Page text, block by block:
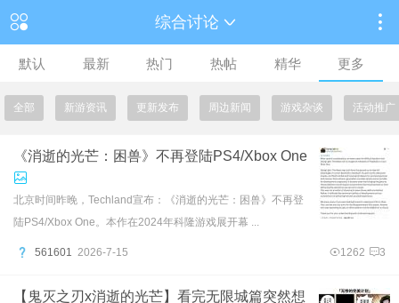
综合讨论
默认 最新 热门 热帖 精华 更多
全部 新游资讯 更新发布 周边新闻 游戏杂谈 活动推广
《消逝的光芒：困兽》不再登陆PS4/Xbox One
北京时间昨晚，Techland宣布：《消逝的光芒：困兽》不再登
陆PS4/Xbox One。本作在2024年科隆游戏展开幕 ...
561601 2026-7-15 1262 3
【鬼灭之刃x消逝的光芒】看完无限城篇突然想